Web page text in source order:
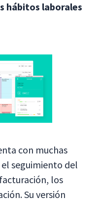
hábitos laborales
con muchas
seguimiento del
los
Su versión